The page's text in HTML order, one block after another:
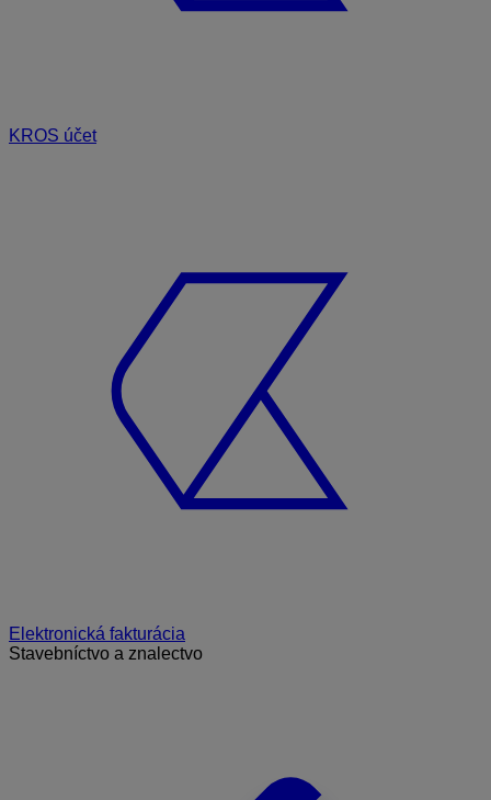
KROS účet
Elektronická fakturácia
Stavebníctvo a znalectvo